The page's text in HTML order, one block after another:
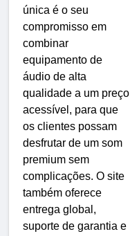
única é o seu
compromisso em
combinar
equipamento de
áudio de alta
qualidade a um preço
acessível, para que
os clientes possam
desfrutar de um som
premium sem
complicações. O site
também oferece
entrega global,
suporte de garantia e